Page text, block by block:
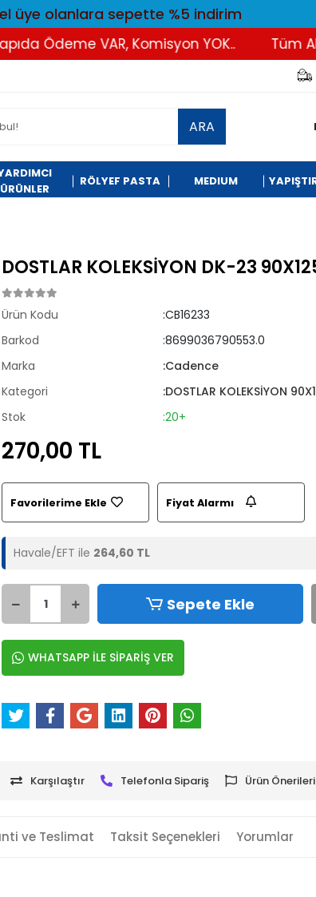
üye olanlara sepette %5 indirim
Ödeme VAR, Komisyon YOK.. Tüm
ARA
ÜRÜNLER
RÖLYEF PASTA MEDIUM
DOSTLAR KOLEKSİYON DK-23
Ürün Kodu
:CB16233
Barkod
:8699036790553.0
Marka
:Cadence
Kategori
:DOSTLAR KOLEKSİYON
Stok
:20+
270,00 TL
Favorilerime Ekle Fiyat Alarmı
Havale/EFT ile 264,60 TL
Sepete Ekle
WHATSAPP İLE SİPARİŞ VER
Karşılaştır Telefonla Sipariş Ürün Önerileri
ve Teslimat Taksit Seçenekleri Yorumlar